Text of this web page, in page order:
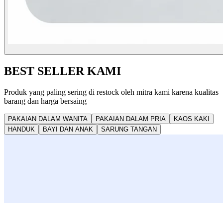
BEST SELLER KAMI
Produk yang paling sering di restock oleh mitra kami karena kualitas
barang dan harga bersaing
PAKAIAN DALAM WANITA PAKAIAN DALAM PRIA
KAOS KAKI
HANDUK
BAYI DAN ANAK SARUNG TANGAN